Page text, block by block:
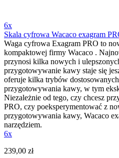
6x
Skala cyfrowa Wacaco exagram
Waga cyfrowa Exagram PRO to
kompaktowej firmy Wacaco .
przynosi kilka nowych i
przygotowywanie kawy staje się
oferuje kilka trybów
przygotowywania kawy, w tym
Niezależnie od tego, czy chcesz
PRO, czy poeksperymentować z
przygotowywania kawy, Wacaco
narzędziem.
6x
239,00 zł